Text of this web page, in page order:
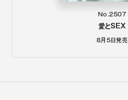
No.2507
愛とSEX
8月5日発売